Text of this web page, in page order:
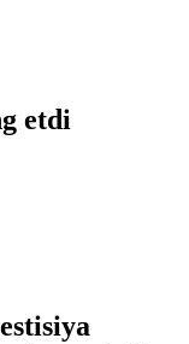
etdi